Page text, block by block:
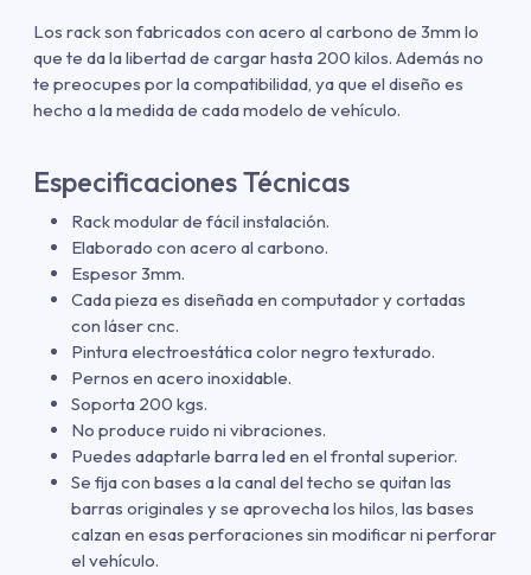
Los rack son fabricados con acero al carbono de 3mm lo
que te da la libertad de cargar hasta 200 kilos. Además no
te preocupes por la compatibilidad, ya que el diseño es
hecho a la medida de cada modelo de vehículo.
Especificaciones Técnicas
Rack modular de fácil instalación.
Elaborado con acero al carbono.
Espesor 3mm.
Cada pieza es diseñada en computador y cortadas
con láser cnc.
Pintura electroestática color negro texturado.
Pernos en acero inoxidable.
Soporta 200 kgs.
No produce ruido ni vibraciones.
Puedes adaptarle barra led en el frontal superior.
Se fija con bases a la canal del techo se quitan las
barras originales y se aprovecha los hilos, las bases
calzan en esas perforaciones sin modificar ni perforar
el vehículo.